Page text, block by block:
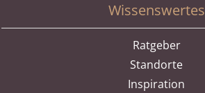
Wissenswertes
Ratgeber
Standorte
Inspiration